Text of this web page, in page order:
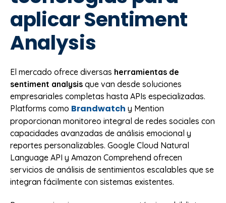
aplicar Sentiment
Analysis
El mercado ofrece diversas herramientas de
sentiment analysis que van desde soluciones
empresariales completas hasta APIs especializadas.
Platforms como Brandwatch y Mention
proporcionan monitoreo integral de redes sociales con
capacidades avanzadas de análisis emocional y
reportes personalizables. Google Cloud Natural
Language API y Amazon Comprehend ofrecen
servicios de análisis de sentimientos escalables que se
integran fácilmente con sistemas existentes.